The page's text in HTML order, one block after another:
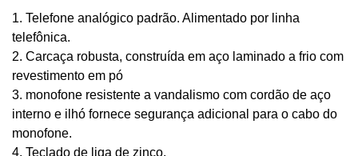
1. Telefone analógico padrão. Alimentado por linha
telefônica.
2. Carcaça robusta, construída em aço laminado a frio com
revestimento em pó
3. monofone resistente a vandalismo com cordão de aço
interno e ilhó fornece segurança adicional para o cabo do
monofone.
4. Teclado de liga de zinco.